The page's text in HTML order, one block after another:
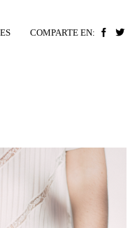
COMPARTE EN: